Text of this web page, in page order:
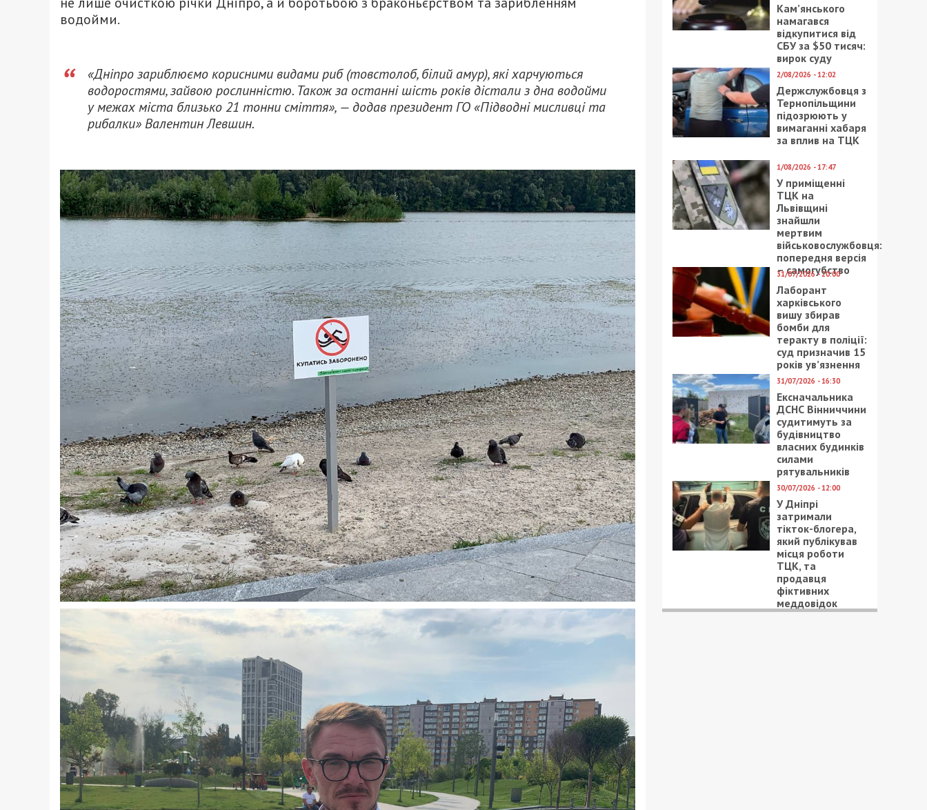
водойми.
«Дніпро зариблюємо корисними видами риб (товстолоб, білий амур), які харчуються
водоростями, зайвою рослинністю. Також за останні шість років дістали з дна водойми
у межах міста близько 21 тонни сміття», — додав президент ГО «Підводні мисливці та
рибалки» Валентин Левшин.
Кам’янського
намагався
відкупитися від
СБУ за $50 тисяч:
вирок суду
2/08/2026 - 12:02
Держслужбовця з
Тернопільщини
підозрюють у
вимаганні хабаря
за вплив на ТЦК
1/08/2026 - 17:47
У приміщенні
ТЦК на
Львівщині
знайшли
мертвим
військовослужбовця:
попередня версія
– самогубство
31/07/2026 - 20:00
Лаборант
харківського
вишу збирав
бомби для
теракту в поліції:
суд призначив 15
років ув’язнення
31/07/2026 - 16:30
Ексначальника
ДСНС Вінниччини
судитимуть за
будівництво
власних будинків
силами
рятувальників
30/07/2026 - 12:00
У Дніпрі
затримали
тікток-блогера,
який публікував
місця роботи
ТЦК, та
продавця
фіктивних
меддовідок